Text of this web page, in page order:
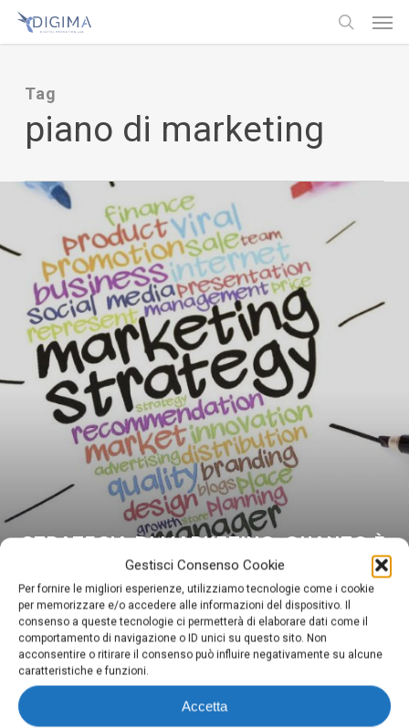
Gestisci Consenso Cookie
Per fornire le migliori esperienze, utilizziamo tecnologie come i cookie
per memorizzare e/o accedere alle informazioni del dispositivo. Il
consenso a queste tecnologie ci permetterà di elaborare dati come il
comportamento di navigazione o ID unici su questo sito. Non
acconsentire o ritirare il consenso può influire negativamente su alcune
caratteristiche e funzioni.
Accetta
Skip
to
content
search
Tag
piano di marketing
STRATEGIA DI MARKETING, QUANTO È
IMPORTANTE PER LA TUA ATTIVITÀ?
Menu